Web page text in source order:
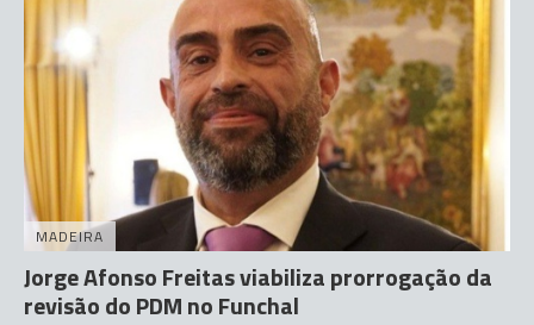
MADEIRA
Jorge Afonso Freitas viabiliza prorrogação da
revisão do PDM no Funchal